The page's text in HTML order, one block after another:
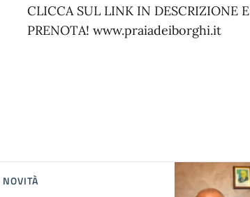
CLICCA SUL LINK IN DESCRIZIONE E
PRENOTA! www.praiadeiborghi.it
NOVITÀ